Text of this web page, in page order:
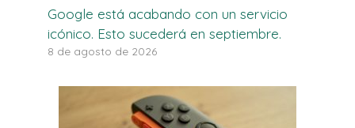
Google está acabando con un servicio
icónico. Esto sucederá en septiembre.
8 de agosto de 2026